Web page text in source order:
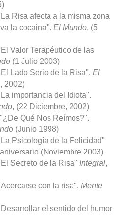
Risa afecta a la misma zona
la cocaina". El Mundo, (5
Valor Terapéutico de las
(1 Julio 2003)
Lado Serio de la Risa". El
2002)
importancia del Idiota".
, (22 Diciembre, 2002)
Qué Nos Reímos?".
(Junio 1998)
Psicología de la Felicidad"
(Noviembre 2003)
Secreto de la Risa" Integral,
con la risa". Mente
el sentido del humor